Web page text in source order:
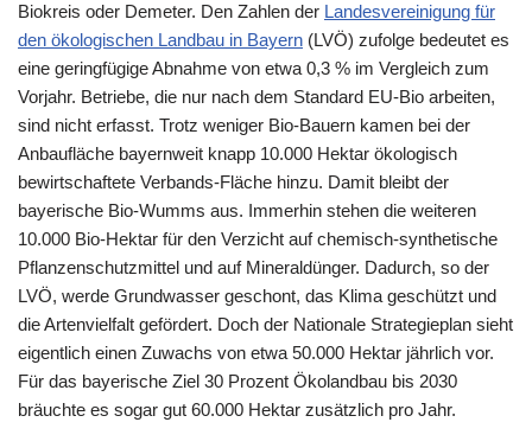
Biokreis oder Demeter. Den Zahlen der Landesvereinigung für
den ökologischen Landbau in Bayern (LVÖ) zufolge bedeutet es
eine geringfügige Abnahme von etwa 0,3 % im Vergleich zum
Vorjahr. Betriebe, die nur nach dem Standard EU-Bio arbeiten,
sind nicht erfasst. Trotz weniger Bio-Bauern kamen bei der
Anbaufläche bayernweit knapp 10.000 Hektar ökologisch
bewirtschaftete Verbands-Fläche hinzu. Damit bleibt der
bayerische Bio-Wumms aus. Immerhin stehen die weiteren
10.000 Bio-Hektar für den Verzicht auf chemisch-synthetische
Pflanzenschutzmittel und auf Mineraldünger. Dadurch, so der
LVÖ, werde Grundwasser geschont, das Klima geschützt und
die Artenvielfalt gefördert. Doch der Nationale Strategieplan sieht
eigentlich einen Zuwachs von etwa 50.000 Hektar jährlich vor.
Für das bayerische Ziel 30 Prozent Ökolandbau bis 2030
bräuchte es sogar gut 60.000 Hektar zusätzlich pro Jahr.